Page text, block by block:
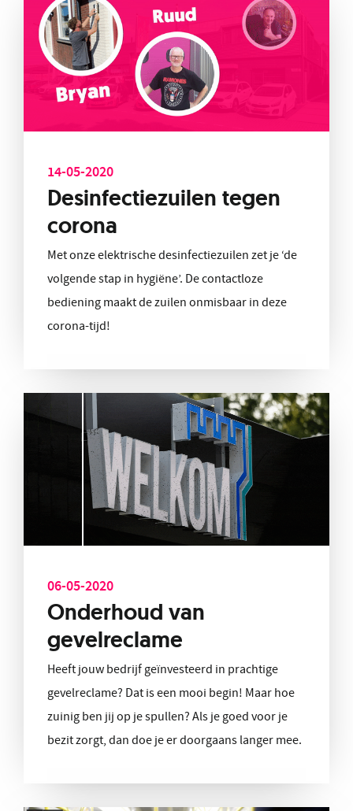
14-05-2020
Desinfectiezuilen tegen
corona
Met onze elektrische desinfectiezuilen zet je ‘de
volgende stap in hygiëne’. De contactloze
bediening maakt de zuilen onmisbaar in deze
corona-tijd!
06-05-2020
Onderhoud van
gevelreclame
Heeft jouw bedrijf geïnvesteerd in prachtige
gevelreclame? Dat is een mooi begin! Maar hoe
zuinig ben jij op je spullen? Als je goed voor je
bezit zorgt, dan doe je er doorgaans langer mee.